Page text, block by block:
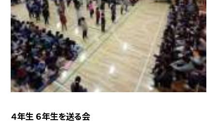
４年生 ６年生を送る会